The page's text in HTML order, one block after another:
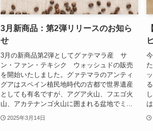
3月新商品：第2弾リリースのお知ら
せ
3月の新商品第2弾としてグァテマラ産 サ
ン・ファン・テキシク ウォッシュドの販売
を開始いたしました。グァテマラのアンティ
グアはスペイン植民地時代の古都で世界遺産
としても有名ですが、アグア火山、フエゴ火
山、アカテナンゴ火山に囲まれる盆地でミ...
2025年3月14日